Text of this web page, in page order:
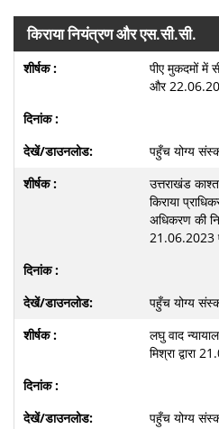
किराया नियंत्रण और एस.सी.सी.
पीए मुकदमों में
और
पहुँच योग्य
उत्तराखंड
किराया
अधिकरण की
21.06.2023
पहुँच योग्य
लघु वाद
मिश्रा
पहुँच योग्य